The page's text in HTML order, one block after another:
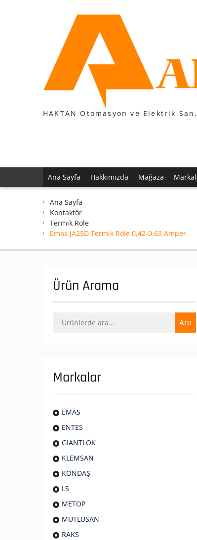
HAKTAN Otomasyon ve Elektrik
Ana Sayfa Hakkımızda Mağaza
Ana Sayfa
Kontaktör
Termik Role
Emas JA25D Termik Röle 0,42-0,63 Amper
Ürün Arama
Ara: Ara
Markalar
EMAS
ENTES
GIANTLOK
KLEMSAN
KONDAŞ
LS
METOP
MUTLUSAN
RAKS